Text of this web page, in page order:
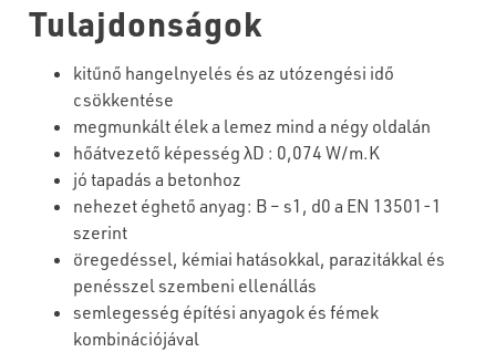
Tulajdonságok
kitűnő hangelnyelés és az utózengési idő
csökkentése
megmunkált élek a lemez mind a négy oldalán
hőátvezető képesség λD : 0,074 W/m.K
jó tapadás a betonhoz
nehezet éghető anyag: B – s1, d0 a EN 13501-1
szerint
öregedéssel, kémiai hatásokkal, parazitákkal és
penésszel szembeni ellenállás
semlegesség építési anyagok és fémek
kombinációjával